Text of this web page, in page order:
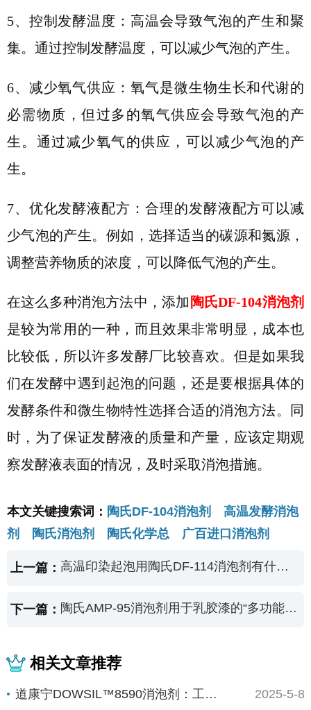
5、 控制发酵温度：高温会导致气泡的产生和聚
集。通过控制发酵温度，可以减少气泡的产生。
6、 减少氧气供应：氧气是微生物生长和代谢的
必需物质，但过多的氧气供应会导致气泡的产
生。通过减少氧气的供应，可以减少气泡的产
生。
7、 优化发酵液配方：合理的发酵液配方可以减
少气泡的产生。例如，选择适当的碳源和氮源，
调整营养物质的浓度，可以降低气泡的产生。
在这么多种消泡方法中，添加 陶氏DF-104消泡剂
是较为常用的一种，而且效果非常明显，成本也
比较低，所以许多发酵厂比较喜欢。但是如果我
们在发酵中遇到起泡的问题，还是要根据具体的
发酵条件和微生物特性选择合适的消泡方法。同
时，为了保证发酵液的质量和产量，应该定期观
察发酵液表面的情况，及时采取消泡措施。
本文关键搜索词： 陶氏DF-104消泡剂 高温发酵消泡
剂 陶氏消泡剂 陶氏化学总 广百进口消泡剂
上一篇： 高温印染起泡用陶氏DF-114消泡剂有什么优势？
下一篇： 陶氏AMP-95消泡剂用于乳胶漆的“多功能助剂”
相关文章推荐
道康宁DOWSIL™8590消泡剂：工业高效... 2025-5-8